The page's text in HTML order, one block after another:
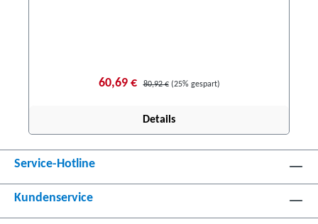
60,69 € 80,92 € (25% gespart)
Details
Service-Hotline
Kundenservice